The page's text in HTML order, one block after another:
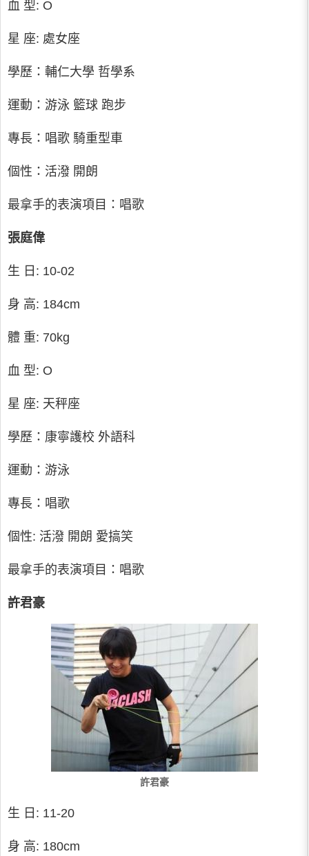
血 型: O
星 座: 處女座
學歷：輔仁大學 哲學系
運動：游泳 籃球 跑步
專長：唱歌 騎重型車
個性：活潑 開朗
最拿手的表演項目：唱歌
張庭偉
生 日: 10-02
身 高: 184cm
體 重: 70kg
血 型: O
星 座: 天秤座
學歷：康寧護校 外語科
運動：游泳
專長：唱歌
個性: 活潑 開朗 愛搞笑
最拿手的表演項目：唱歌
許君豪
許君豪
生 日: 11-20
身 高: 180cm